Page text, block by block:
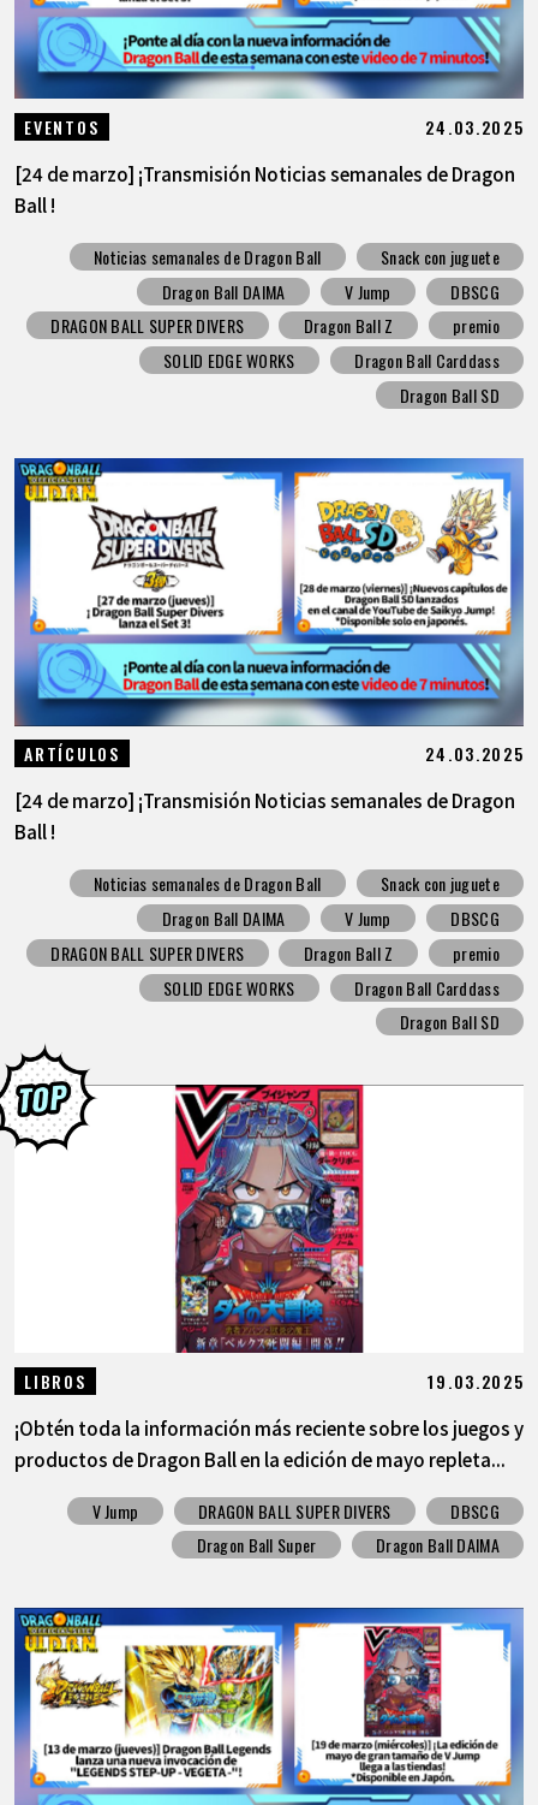
EVENTOS 24.03.2025
[24 de marzo] ¡Transmisión Noticias semanales de Dragon
Ball !
Noticias semanales de Dragon Ball
Snack con juguete
Dragon Ball DAIMA
V Jump
DBSCG
DRAGON BALL SUPER DIVERS
Dragon Ball Z
premio
SOLID EDGE WORKS
Dragon Ball Carddass
Dragon Ball SD
ARTÍCULOS 24.03.2025
[24 de marzo] ¡Transmisión Noticias semanales de Dragon
Ball !
Noticias semanales de Dragon Ball
Snack con juguete
Dragon Ball DAIMA
V Jump
DBSCG
DRAGON BALL SUPER DIVERS
Dragon Ball Z
premio
SOLID EDGE WORKS
Dragon Ball Carddass
Dragon Ball SD
LIBROS 19.03.2025
¡Obtén toda la información más reciente sobre los juegos y
productos de Dragon Ball en la edición de mayo repleta...
V Jump DRAGON BALL SUPER DIVERS
DBSCG
Dragon Ball Super
Dragon Ball DAIMA